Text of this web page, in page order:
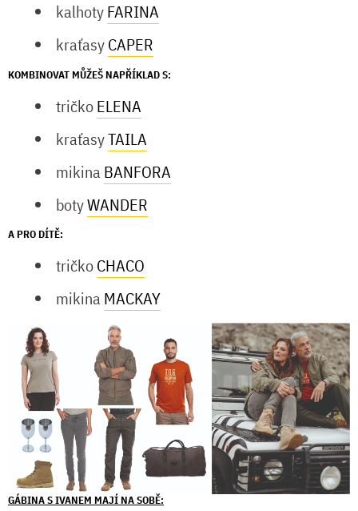
kalhotyFARINA
kraťasyCAPER
KOMBINOVAT MŮŽEŠ NAPŘÍKLAD S:
tričkoELENA
kraťasyTAILA
mikinaBANFORA
botyWANDER
A PRO DÍTĚ:
tričkoCHACO
mikinaMACKAY
GÁBINA S IVANEM MAJÍ NA SOBĚ: